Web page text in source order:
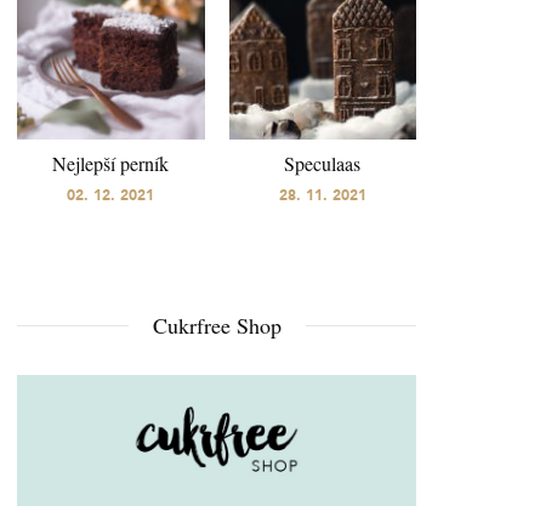
Nejlepší perník
02. 12. 2021
Speculaas
28. 11. 2021
Cukrfree Shop